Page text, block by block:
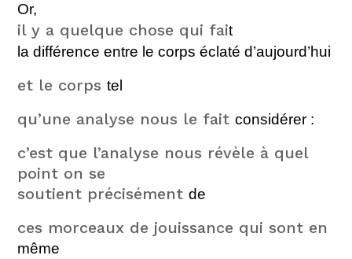
Or,
il y a quelque chose qui fait
la différence entre le corps éclatéd’aujourd’hui
et le corpstel
qu’une analyse nous le faitconsidérer :
c’est que l’analyse nous révèle à quel
point on se
soutient précisémentde
ces morceaux de jouissance qui sont en
même